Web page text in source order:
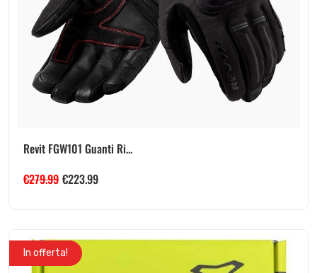
Revit FGW101 Guanti Ri...
€279.99 €223.99
In offerta!